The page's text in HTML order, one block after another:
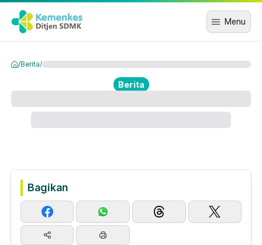
Menu
/Berita/
Berita
Bagikan